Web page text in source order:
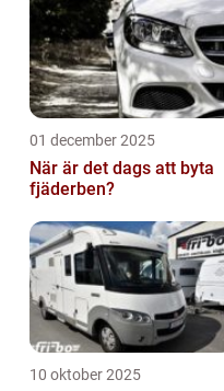
01 december 2025
När är det dags att byta
fjäderben?
10 oktober 2025